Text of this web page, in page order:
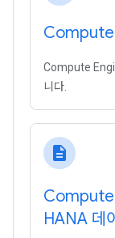
Compute
Compute
니다.
description
Compute
HANA 데